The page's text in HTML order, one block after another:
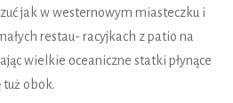
jak w westernowym miasteczku i
restau- racyjkach z patio na
wielkie oceaniczne statki płynące
tuż obok.